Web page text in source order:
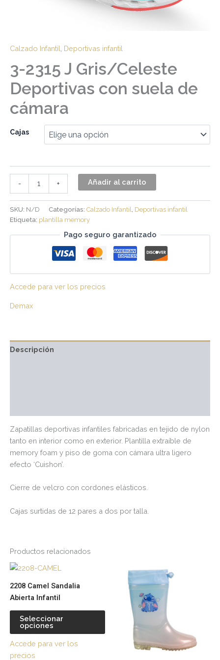
Calzado Infantil Deportivas infantil
3-2315 J Gris/Celeste
Deportivas con suela de
cámara
Cajas
- + Añadir al carrito
SKU: N/D Categorías: Calzado Infantil
Deportivas infantil
Etiqueta: plantilla memory
Pago seguro garantizado
Accede para ver los precios
Demax
Descripción
Zapatillas deportivas infantiles fabricadas en tejido de nylon
tanto en interior como en exterior. Plantilla extraíble de
memory foam y piso de goma con cámara ultra ligero
efecto ‘Cuishon’.
Cierre de velcro con cordones elásticos.
Cajas surtidas de 12 pares a dos por talla.
Productos relacionados
2208 Camel Sandalia
Abierta Infantil
Seleccionar
opciones
producto
múltiples
variantes.
opciones
Accede para ver los
precios